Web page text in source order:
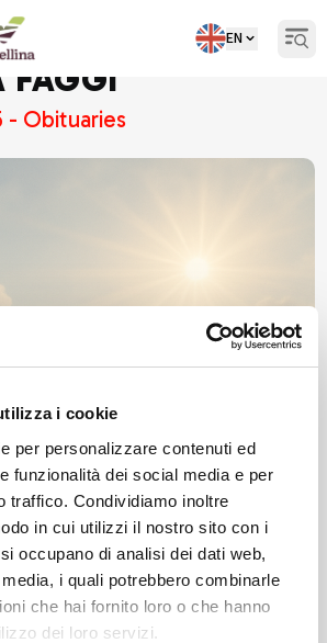
i cookie
per personalizzare contenuti ed
funzionalità dei social media e per
traffico. Condividiamo inoltre
in cui utilizzi il nostro sito con i
occupano di analisi dei dati web,
i quali potrebbero combinarle
che hai fornito loro o che hanno
dei loro servizi.
EN
FAGGI
- Obituaries